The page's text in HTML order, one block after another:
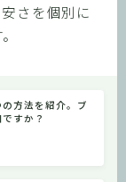
さを個別に
方法を紹介。ブ
すか？